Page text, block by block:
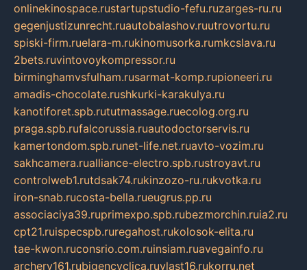
onlinekinospace.rustartupstudio-fefu.ruzarges-ru.ru
gegenjustizunrecht.ruautobalashov.ruutrovortu.ru
spiski-firm.ruelara-m.rukinomusorka.rumkcslava.ru
2bets.ruvintovoykompressor.ru
birminghamvsfulham.rusarmat-komp.rupioneeri.ru
amadis-chocolate.rushkurki-karakulya.ru
kanotiforet.spb.rututmassage.ruecolog.org.ru
praga.spb.rufalcorussia.ruautodoctorservis.ru
kamertondom.spb.runet-life.net.ruavto-vozim.ru
sakhcamera.rualliance-electro.spb.rustroyavt.ru
controlweb1.rutdsak74.rukinzozo-ru.rukvotka.ru
iron-snab.rucosta-bella.rueugrus.pp.ru
associaciya39.ruprimexpo.spb.rubezmorchin.ruia2.ru
cpt21.ruispecspb.ruregahost.rukolosok-elita.ru
tae-kwon.ruconsrio.com.ruinsiam.ruavegainfo.ru
archery161.rubigencyclica.ruvlast16.rukorru.net